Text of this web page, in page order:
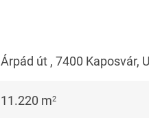
Árpád út , 7400 Kaposvár,
11.220 m2